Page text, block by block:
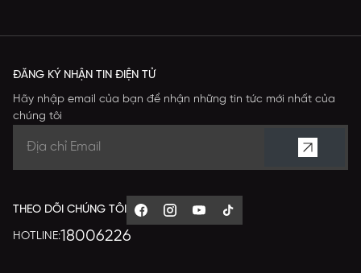
ĐĂNG KÝ NHẬN TIN ĐIỆN TỬ
Hãy nhập email của bạn để nhận những tin tức mới nhất của
chúng tôi
THEO DÕI CHÚNG TÔI
HOTLINE:18006226